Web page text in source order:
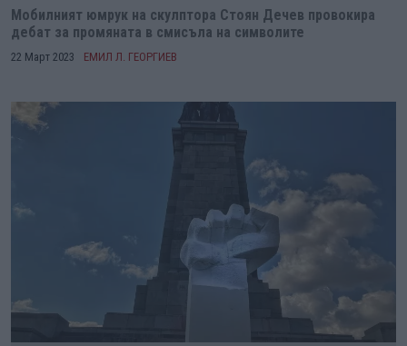
Мобилният юмрук на скулптора Стоян Дечев провокира
дебат за промяната в смисъла на символите
22 Март 2023 ЕМИЛ Л. ГЕОРГИЕВ